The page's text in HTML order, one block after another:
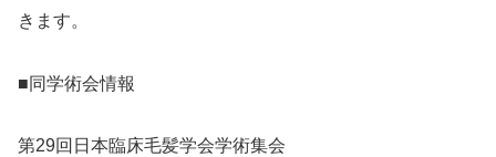
きます。
■同学術会情報
第29回日本臨床毛髪学会学術集会